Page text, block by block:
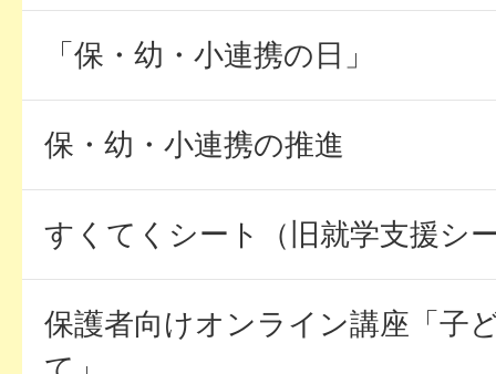
「保・幼・小連携の日」
保・幼・小連携の推進
すくてくシート（旧就学支援シ
保護者向けオンライン講座「子